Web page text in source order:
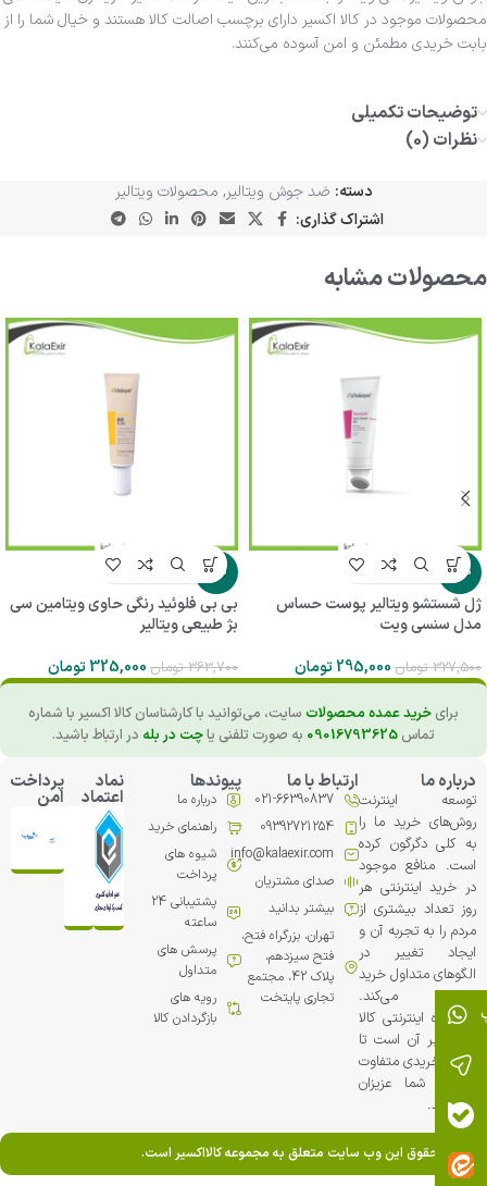
محصولات موجود در کالا اکسیر دارای برچسب اصالت کالا هستند و خیال شما را از
بابت خریدی مطمئن و امن آسوده می‌کنند.
توضیحات تکمیلی
نظرات (0)
دسته: ضد جوش ویتالیر, محصولات ویتالیر
اشتراک گذاری:
محصولات مشابه
-10%
ژل شستشو ویتالیر پوست حساس
مدل سنسی ویت
327,500 تومان 295,000تومان
-11%
بی بی فلوئید رنگی حاوی ویتامین سی
بژ طبیعی ویتالیر
363,700 تومان 325,000تومان
برای خرید عمده محصولات سایت، می‌توانید با کارشناسان کالا اکسیر با شماره
تماس 09016793625 به صورت تلفنی یاچت در بله در ارتباط باشید.
درباره ما
توسعه اینترنت
روش‌های خرید ما را
به کلی دگرگون کرده
است. منافع موجود
در خرید اینترنتی هر
روز تعداد بیشتری از
مردم را به تجربه آن و
ایجاد تغییر در
الگوهای متداول خرید
ترغیب می‏‌کند.
فروشگاه اینترنتی کالا
اکسیر بر آن است تا
تجربه خریدی متفاوت
را برای شما عزیزان
خلق کند.
ارتباط با ما
021-66390837
09392721254
info@kalaexir.com
صدای مشتریان
بیشتر بدانید
تهران، بزرگراه فتح،
فتح سیزدهم،
پلاک 42، مجتمع
تجاري پایتخت
پیوندها
درباره ما
راهنمای خرید
شیوه های
پرداخت
پشتیبانی 24
ساعته
پرسش های
متداول
رویه های
بازگردادن کالا
نماد
اعتماد
پرداخت
امن
تمامی حقوق این وب سایت متعلق به مجموعه کالااکسیر است.